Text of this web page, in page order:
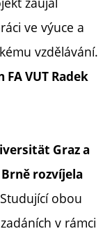
ve výuce a
vzdělávání.
VUT Radek
Graz a
rozvíjela
Studující obou
v rámci